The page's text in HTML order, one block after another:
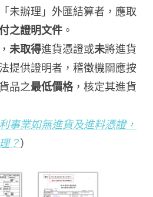
外匯結算者，應取
之證明文件 。
未取得進貨憑證或未將進貨
提供證明者，稽徵機關應按
品之最低價格，核定其進貨
事業如無進貨及進料憑證，
？）